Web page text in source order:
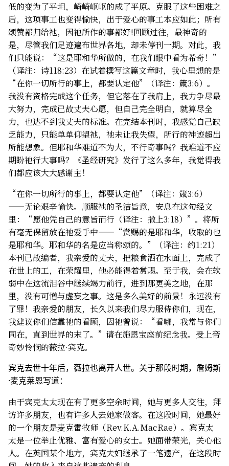
低的变为了平坦，崎崎岖岖的成了平原。克服了这些困难之
后，这项事工也变得愉快，出于爱心的事工本应如此；所有
颂赞都归给祂，因祂所作的事都好!回顾过往，最神奇的
是，尽管我们足迹遍布世界各地，却未停刊一期。对此，我
们只能说：“这是耶和华所做的，在我们眼中看为希奇！”
（译注：诗118:23）在试着撰写这篇文章时，我心里想的是
“在你一切所行的事上，都要认定他”（译注：箴3:6）。
我没有资格完成这个任务，但它落在了我肩上，我力争尽最
大努力，完成已故丈夫心愿，但自己完全明白，就算尽全
力，也达不到我丈夫的标准。在完结本刊时，我感觉自己缺
乏能力，只能单单仰望祂，祂未让我失望，所行的神迹超出
所能想象。但耶和华难道不为大，不行奇事吗？我难道不应
期盼祂行大事吗？《圣经研究》发行了这么多年，我觉得我
们都应该大大感谢主！
“在你一切所行的事上，都要认定他”（译注：箴3:6）
——无论艰辛愉快。顺服祂的圣洁旨意，安息在这句经文
里：“愿他凭自己的意旨而行（译注：撒上3:18）”。将所
有毫无保留放在祂爱手中——“赏赐的是耶和华，收取的也
是耶和华。耶和华的名是应当称颂的。”（译注：约1:21）
本刊已故编者，我亲爱的丈夫，把粮食洒在水面上，完成了
在世上的工，在荣耀里，他必能得着赏赐。至于我，会在软
弱中在这流泪谷中继续竭力前行，进到那更美之地，在那
里，没有可憎与虚妄之事。这是多么美好的前景！永远没有
了罪！我亲爱的朋友，长久以来我们尽力服侍你们，现在，
我建议你们信靠祂的看顾，因祂曾说：“看哪，我常与你们
同在，直到世界的末了。”请在施恩宝座前纪念我。受上帝
奇妙怜悯的薇拉·宾克。
宾克去世十年后，薇拉也离开人世。关于那段时期，詹姆斯
·麦克莱恩写道：
由于宾克太太现在有了更多空余时间，她与更多人交往，拜
访许多朋友，也有许多人去她家做客。在这段时间，她最好
的一个朋友是麦克雷牧师（Rev.K.A.MacRae）。宾克太
太是一位举止优雅、富有爱心的女士。她面带荣光，关心他
人。在英国某个地方，宾克夫妇继承了一笔遗产，在这段时